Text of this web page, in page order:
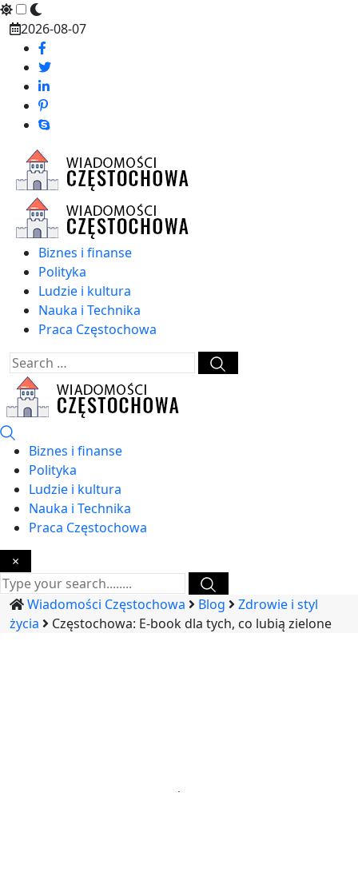
Skip
content
2026-08-07
Biznes i finanse
Polityka
Ludzie i kultura
Nauka i Technika
Praca Częstochowa
Biznes i finanse
Polityka
Ludzie i kultura
Nauka i Technika
Praca Częstochowa
×
Wiadomości Częstochowa Blog
Zdrowie i styl
życia
Częstochowa: E-book dla tych, co lubią zielone